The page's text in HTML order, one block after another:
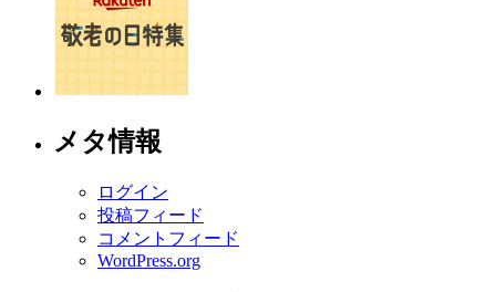
メタ情報
ログイン
投稿フィード
コメントフィード
WordPress.org